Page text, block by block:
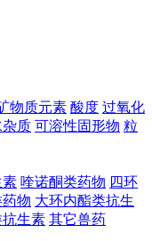
物质元素 酸度 过氧化
质 可溶性固形物 粒
素 喹诺酮类药物 四环
物 大环内酯类抗生
生素 其它兽药